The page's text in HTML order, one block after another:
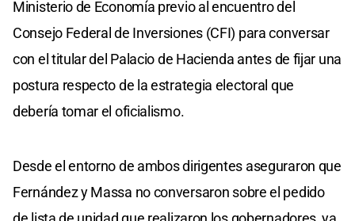
Ministerio de Economía previo al encuentro del
Consejo Federal de Inversiones (CFI) para conversar
con el titular del Palacio de Hacienda antes de fijar una
postura respecto de la estrategia electoral que
debería tomar el oficialismo.
Desde el entorno de ambos dirigentes aseguraron que
Fernández y Massa no conversaron sobre el pedido